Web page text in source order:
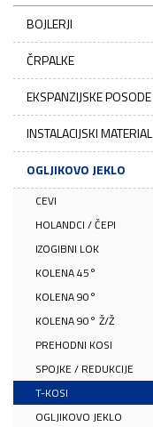
BOJLERJI
ČRPALKE
EKSPANZIJSKE POSODE
INSTALACIJSKI MATERIAL
OGLJIKOVO JEKLO
CEVI
HOLANDCI / ČEPI
IZOGIBNI LOK
KOLENA 45°
KOLENA 90°
KOLENA 90° Ž/Ž
PREHODNI KOSI
SPOJKE / REDUKCIJE
T-KOSI
OGLJIKOVO JEKLO